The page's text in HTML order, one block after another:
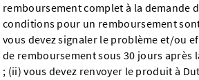
remboursement complet à la demande
conditions pour un remboursement
vous devez signaler le problème et/ou
de remboursement sous 30 jours
; (ii) vous devez renvoyer le produit à